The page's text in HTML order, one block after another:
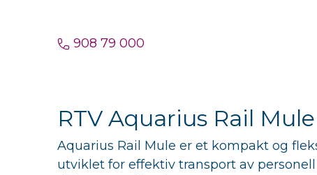
908 79 000
RTV Aquarius Rail Mule
Aquarius Rail Mule er et kompakt og
utviklet for effektiv transport av